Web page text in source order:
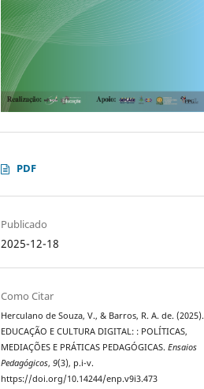
PDF
Publicado
2025-12-18
Como Citar
Herculano de Souza, V., & Barros, R. A. de. (2025).
EDUCAÇÃO E CULTURA DIGITAL: : POLÍTICAS,
MEDIAÇÕES E PRÁTICAS PEDAGÓGICAS.Ensaios
Pedagógicos, 9(3), p.i-v.
https://doi.org/10.14244/enp.v9i3.473